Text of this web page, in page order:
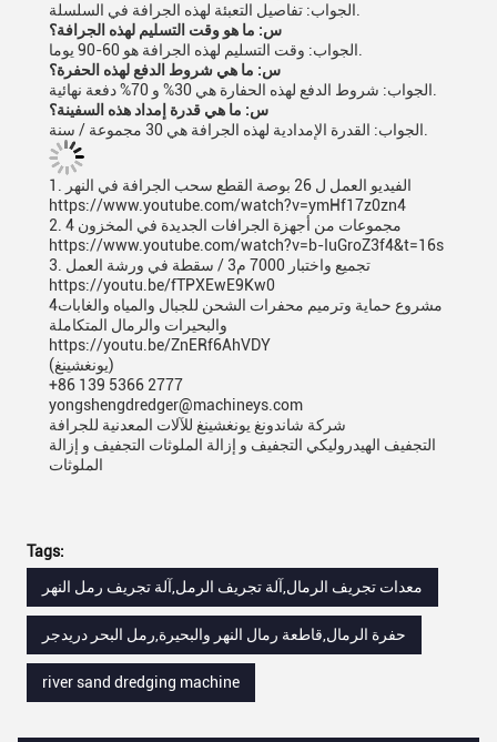
س: ما هو وقت التسليم لهذه الجرافة؟
س: ما هي شروط الدفع لهذه الحفرة؟
س: ما هي قدرة إمداد هذه السفينة؟
1. الفيديو العمل ل 26 بوصة القطع سحب الجرافة في النهر
https://www.youtube.com/watch?v=ymHf17z0zn4
2. 4 مجموعات من أجهزة الجرافات الجديدة في المخزون
https://www.youtube.com/watch?v=b-IuGroZ3f4&t=16s
3. تجميع واختبار 7000 م3 / سقطة في ورشة العمل
https://youtu.be/fTPXEwE9Kw0
4مشروع حماية وترميم محفرات الشحن للجبال والمياه والغابات
والبحيرات والرمال المتكاملة
https://youtu.be/ZnERf6AhVDY
(يونغشينغ)
+86 139 5366 2777
yongshengdredger@machineys.com
شركة شاندونغ يونغشينغ للآلات المعدنية للجرافة
التجفيف الهيدروليكي التجفيف و إزالة الملوثات التجفيف و إزالة
الملوثات
Tags:
معدات تجريف الرمال,آلة تجريف الرمل,آلة تجريف رمل النهر
حفرة الرمال,قاطعة رمال النهر والبحيرة,رمل البحر دريدجر
river sand dredging machine